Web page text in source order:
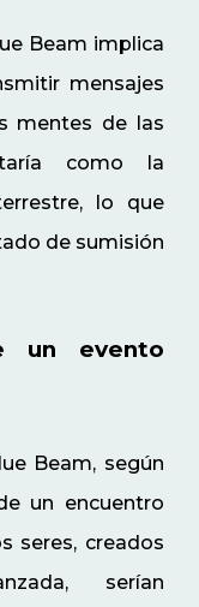
Beam implica
mensajes
mentes de las
como la
lo que
de sumisión
un evento
Beam, según
un encuentro
seres, creados
serían